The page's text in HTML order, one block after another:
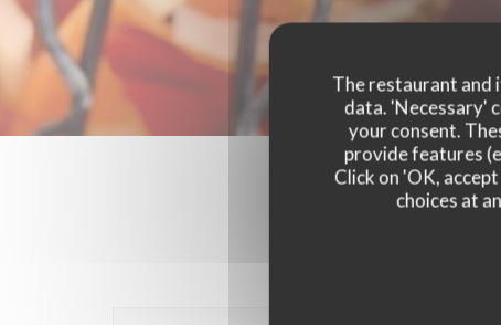
The restaurant and
data. 'Necessary'
your consent.
provide features
Click on 'OK,
choices at